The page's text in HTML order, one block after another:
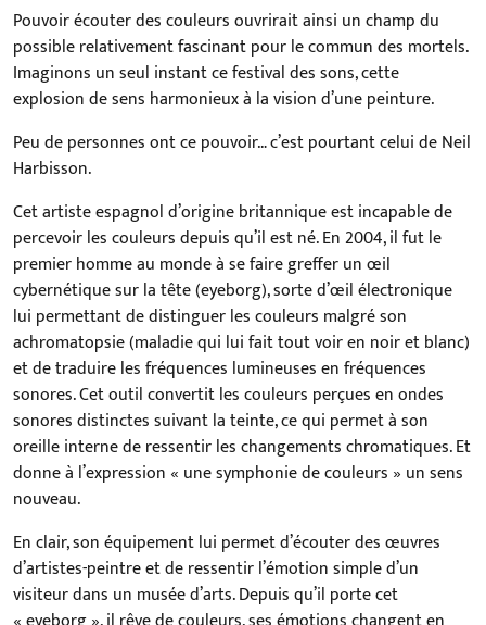
Pouvoir écouter des couleurs ouvrirait ainsi un champ du
possible relativement fascinant pour le commun des mortels.
Imaginons un seul instant ce festival des sons, cette
explosion de sens harmonieux à la vision d’une peinture.
Peu de personnes ont ce pouvoir… c’est pourtant celui de Neil
Harbisson.
Cet artiste espagnol d’origine britannique est incapable de
percevoir les couleurs depuis qu’il est né. En 2004, il fut le
premier homme au monde à se faire greffer un œil
cybernétique sur la tête (eyeborg), sorte d’œil électronique
lui permettant de distinguer les couleurs malgré son
achromatopsie (maladie qui lui fait tout voir en noir et blanc)
et de traduire les fréquences lumineuses en fréquences
sonores. Cet outil convertit les couleurs perçues en ondes
sonores distinctes suivant la teinte, ce qui permet à son
oreille interne de ressentir les changements chromatiques. Et
donne à l’expression « une symphonie de couleurs » un sens
nouveau.
En clair, son équipement lui permet d’écouter des œuvres
d’artistes-peintre et de ressentir l’émotion simple d’un
visiteur dans un musée d’arts. Depuis qu’il porte cet